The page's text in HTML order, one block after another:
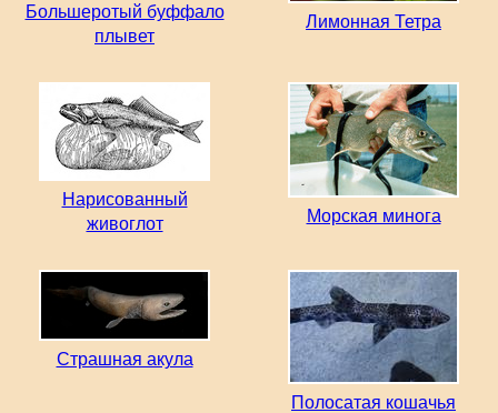
Большеротый буффало
плывет
Лимонная Тетра
Нарисованный
живоглот
Морская минога
Страшная акула
Полосатая кошачья